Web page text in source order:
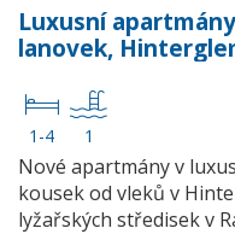
Luxusní
lanovek,
1-4 1
Nové apartmány v
kousek od vleků v
lyžařských středisek v